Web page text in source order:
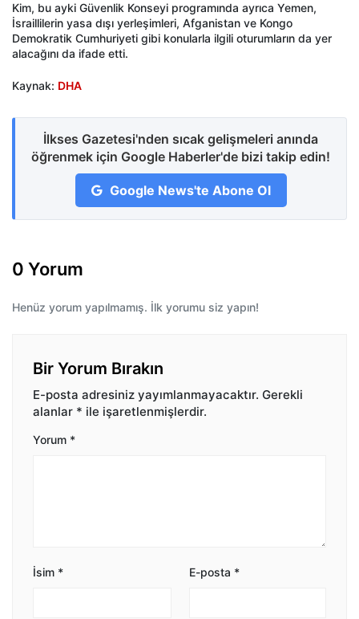
Kim, bu ayki Güvenlik Konseyi programında ayrıca Yemen,
İsraillilerin yasa dışı yerleşimleri, Afganistan ve Kongo
Demokratik Cumhuriyeti gibi konularla ilgili oturumların da yer
alacağını da ifade etti.
Kaynak: DHA
İlkses Gazetesi'nden sıcak gelişmeleri anında
öğrenmek için Google Haberler'de bizi takip edin!
Google News'te Abone Ol
0 Yorum
Henüz yorum yapılmamış. İlk yorumu siz yapın!
Bir Yorum Bırakın
E-posta adresiniz yayımlanmayacaktır. Gerekli
alanlar * ile işaretlenmişlerdir.
Yorum *
İsim * E-posta *